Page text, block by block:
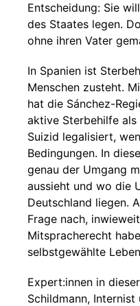
Entscheidung: Sie
des Staates legen.
ohne ihren Vater
In Spanien ist
Menschen zusteht.
hat die Sánchez-
aktive Sterbehilfe
Suizid legalisiert,
Bedingungen. In
genau der Umgang
aussieht und wo die
Deutschland liegen.
Frage nach,
Mitspracherecht
selbstgewählte
Expert:innen in
Schildmann,